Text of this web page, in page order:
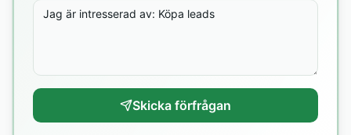
Skicka förfrågan